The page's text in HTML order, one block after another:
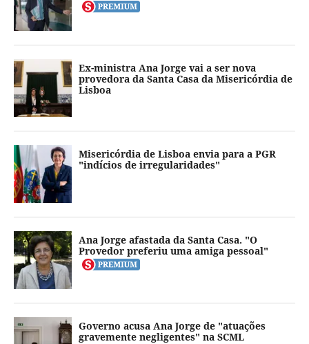
Ex-ministra Ana Jorge vai a ser nova
provedora da Santa Casa da Misericórdia de
Lisboa
Misericórdia de Lisboa envia para a PGR
"indícios de irregularidades"
Ana Jorge afastada da Santa Casa. "O
Provedor preferiu uma amiga pessoal"
Governo acusa Ana Jorge de "atuações
gravemente negligentes" na SCML